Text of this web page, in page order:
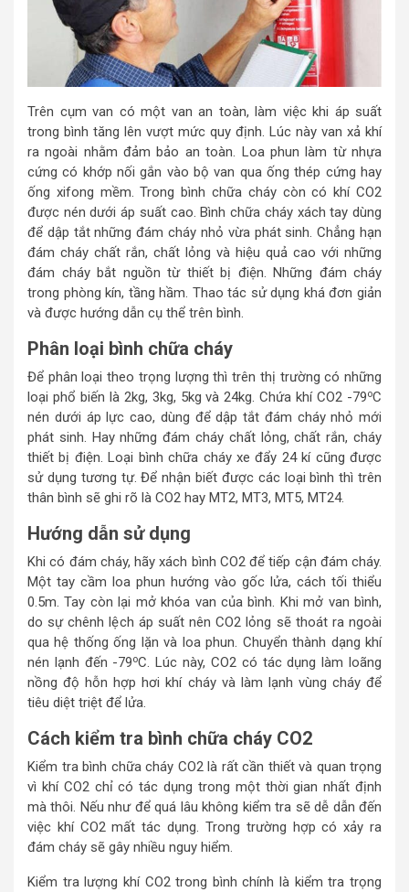
Trên cụm van có một van an toàn, làm việc khi áp suất
trong bình tăng lên vượt mức quy định. Lúc này van xả khí
ra ngoài nhằm đảm bảo an toàn. Loa phun làm từ nhựa
cứng có khớp nối gắn vào bộ van qua ống thép cứng hay
ống xifong mềm. Trong bình chữa cháy còn có khí CO2
được nén dưới áp suất cao. Bình chữa cháy xách tay dùng
để dập tắt những đám cháy nhỏ vừa phát sinh. Chẳng hạn
đám cháy chất rắn, chất lỏng và hiệu quả cao với những
đám cháy bắt nguồn từ thiết bị điện. Những đám cháy
trong phòng kín, tầng hầm. Thao tác sử dụng khá đơn giản
và được hướng dẫn cụ thể trên bình.
Phân loại bình chữa cháy
Để phân loại theo trọng lượng thì trên thị trường có những
loại phổ biến là 2kg, 3kg, 5kg và 24kg. Chứa khí CO2 -79oC
nén dưới áp lực cao, dùng để dập tắt đám cháy nhỏ mới
phát sinh. Hay những đám cháy chất lỏng, chất rắn, cháy
thiết bị điện. Loại bình chữa cháy xe đẩy 24 kí cũng được
sử dụng tương tự. Để nhận biết được các loại bình thì trên
thân bình sẽ ghi rõ là CO2 hay MT2, MT3, MT5, MT24.
Hướng dẫn sử dụng
Khi có đám cháy, hãy xách bình CO2 để tiếp cận đám cháy.
Một tay cầm loa phun hướng vào gốc lửa, cách tối thiểu
0.5m. Tay còn lại mở khóa van của bình. Khi mở van bình,
do sự chênh lệch áp suất nên CO2 lỏng sẽ thoát ra ngoài
qua hệ thống ống lặn và loa phun. Chuyển thành dạng khí
nén lạnh đến -79oC. Lúc này, CO2 có tác dụng làm loãng
nồng độ hỗn hợp hơi khí cháy và làm lạnh vùng cháy để
tiêu diệt triệt để lửa.
Cách kiểm tra bình chữa cháy CO2
Kiểm tra bình chữa cháy CO2 là rất cần thiết và quan trọng
vì khí CO2 chỉ có tác dụng trong một thời gian nhất định
mà thôi. Nếu như để quá lâu không kiểm tra sẽ dễ dẫn đến
việc khí CO2 mất tác dụng. Trong trường hợp có xảy ra
đám cháy sẽ gây nhiều nguy hiểm.
Kiểm tra lượng khí CO2 trong bình chính là kiểm tra trọng